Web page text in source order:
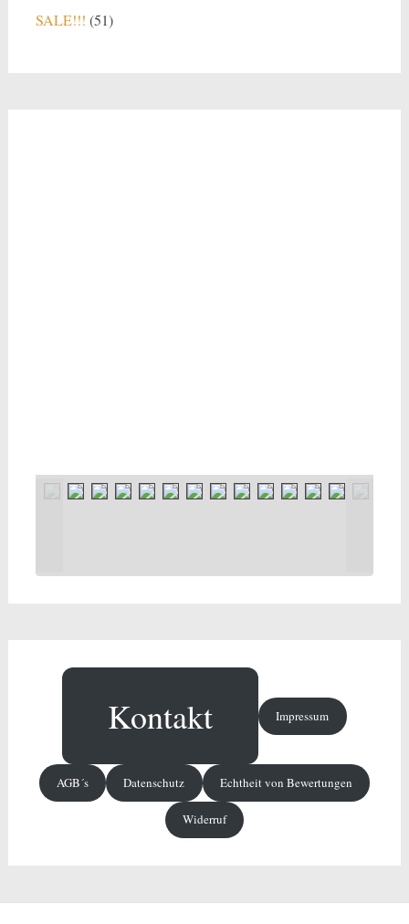
SALE!!! 5151
Kontakt Impressum
AGB´s Datenschutz Echtheit von Bewertungen
Widerruf